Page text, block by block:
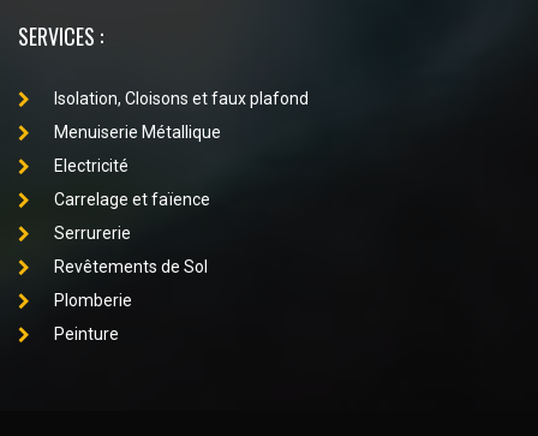
SERVICES :
Isolation, Cloisons et faux plafond
Menuiserie Métallique
Electricité
Carrelage et faïence
Serrurerie
Revêtements de Sol
Plomberie
Peinture